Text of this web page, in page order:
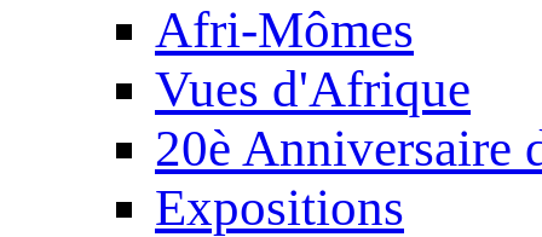
Afri-Mômes
Vues d'Afrique
20è Anniversaire
Expositions